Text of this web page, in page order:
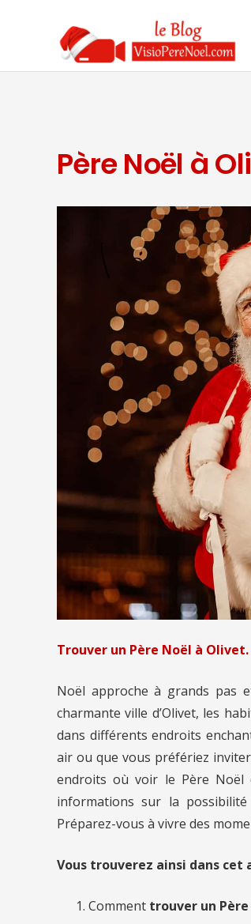
Père Noël à
Trouver un Père Noël à Olivet.
Noël approche à grands pas
charmante ville d’Olivet, les
dans différents endroits
air ou que vous préfériez
endroits où voir le Père Noël
informations sur la
Préparez-vous à vivre des
Vous trouverez ainsi dans cet
Comment trouver un